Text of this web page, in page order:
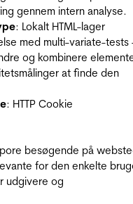
gennem intern analyse.
: Lokalt HTML-lager
med multi-variate-tests
og kombinere
at finde den
: HTTP Cookie
besøgende på
for den enkelte
udgivere og